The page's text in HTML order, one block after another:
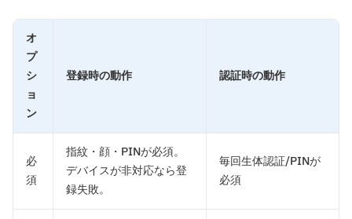
オ
プ
シ
ョ
ン
登録時の動作 認証時の動作
必
須
指紋・顔・PINが必須。
デバイスが非対応なら登
録失敗。
毎回生体認証/PINが
必須